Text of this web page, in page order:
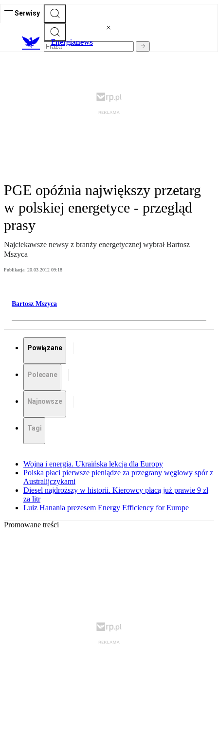
Serwisy
Energianews
PGE opóźnia największy przetarg
w polskiej energetyce - przegląd
prasy
Najciekawsze newsy z branży energetycznej wybrał Bartosz
Mszyca
Publikacja: 20.03.2012 09:18
Bartosz Mszyca
Powiązane
Polecane
Najnowsze
Tagi
Wojna i energia. Ukraińska lekcja dla Europy
Polska płaci pierwsze pieniądze za przegrany węglowy spór z
Australijczykami
Diesel najdroższy w historii. Kierowcy płacą już prawie 9 zł
za litr
Luiz Hanania prezesem Energy Efficiency for Europe
Promowane treści